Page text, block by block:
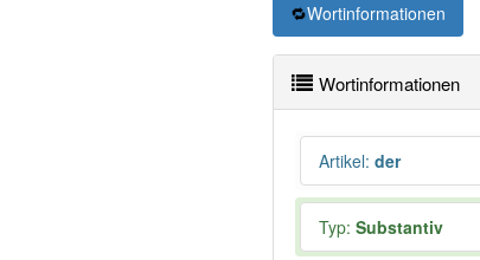
Wortinformationen
Wortinformationen
Artikel: der
Typ: Substantiv